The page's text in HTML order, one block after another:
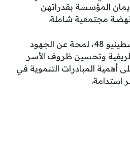
المؤسسة بقدراتهن
مجتمعية شاملة.
قدمنا لكم عبر موقع فلسطينيو 48، لمحة عن الجهود
الريفية وتحسين ظروف الأسر
أهمية المبادرات التنموية في
استدامة.